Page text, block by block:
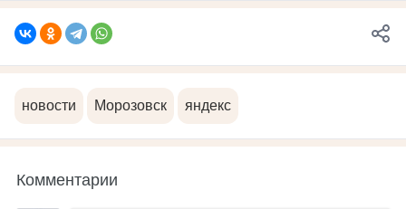
новости Морозовск яндекс
Комментарии